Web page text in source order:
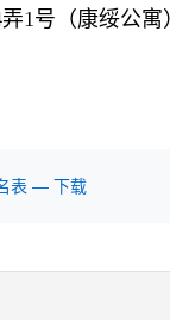
1号（康绥公寓
表 — 下载